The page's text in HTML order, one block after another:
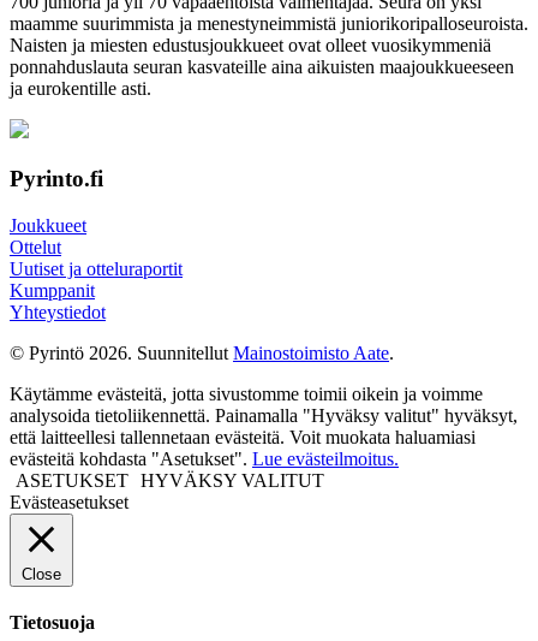
maamme suurim­mista ja menes­tyneim­mistä juni­ori­kori­pallo­seuroista.
Naisten ja miesten edustus­joukkueet ovat olleet vuosi­kymmeniä
ponnahdus­lauta seuran kasvateille aina aikuisten maa­joukkueeseen
ja euro­kentille asti.
Pyrinto.fi
Joukkueet
Ottelut
Uutiset ja otteluraportit
Kumppanit
Yhteystiedot
© Pyrintö 2026. Suunnitellut Mainostoimisto Aate.
Käytämme evästeitä, jotta sivustomme toimii oikein ja voimme
analysoida tietoliikennettä. Painamalla "Hyväksy valitut" hyväksyt,
että laitteellesi tallennetaan evästeitä. Voit muokata haluamiasi
evästeitä kohdasta "Asetukset". Lue evästeilmoitus.
ASETUKSET HYVÄKSY VALITUT
Evästeasetukset
Close
Tietosuoja